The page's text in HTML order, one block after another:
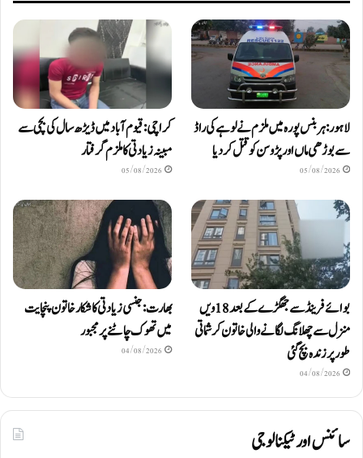
لاہور: ہربنس پورہ میں ملزم نے لوہے کی راڈ
سے بوڑھی ماں اور پڑوسن کو قتل کر دیا
05/08/2026
کراچی: قیوم آباد میں ڈیڑھ سال کی بچی سے
مبینہ زیادتی کا ملزم گرفتار
05/08/2026
بوائے فرینڈ سے جھگڑے کے بعد 18 ویں
منزل سے چھلانگ لگانے والی خاتون کرشماتی
طور پر زندہ بچ گئی
04/08/2026
بھارت: جنسی زیادتی کا شکار خاتون پنچایت
میں تھوک چاٹنے پر مجبور
04/08/2026
سائنس اور ٹیکنالوجی